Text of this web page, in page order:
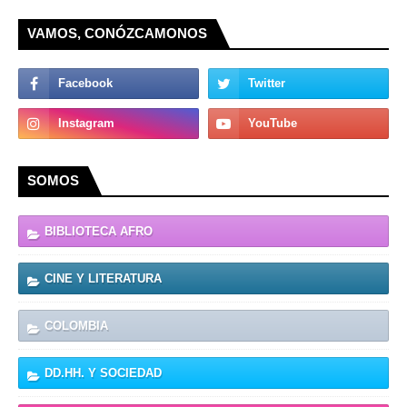
VAMOS, CONÓZCAMONOS
SOMOS
BIBLIOTECA AFRO
CINE Y LITERATURA
COLOMBIA
DD.HH. Y SOCIEDAD